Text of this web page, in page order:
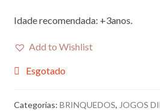
Idade recomendada: +3anos.
Add to Wishlist
Esgotado
Categorias: BRINQUEDOS, JOGOS